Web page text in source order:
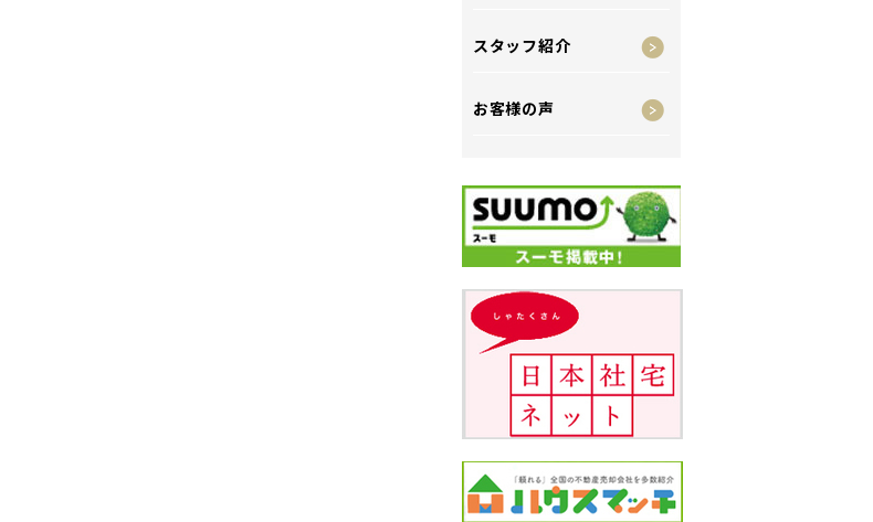
スタッフ紹介
お客様の声